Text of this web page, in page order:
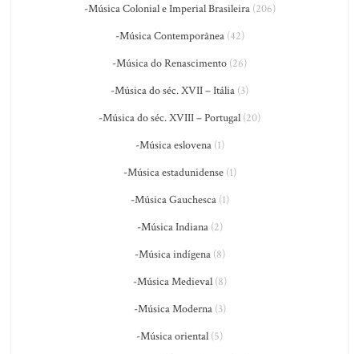
-Música Colonial e Imperial Brasileira(206)
-Música Contemporânea(42)
-Música do Renascimento (26)
-Música do séc. XVII – Itália (3)
-Música do séc. XVIII – Portugal (20)
-Música eslovena(1)
-Música estadunidense(1)
-Música Gauchesca(1)
-Música Indiana(2)
-Música indígena(8)
-Música Medieval(8)
-Música Moderna(3)
-Música oriental (5)